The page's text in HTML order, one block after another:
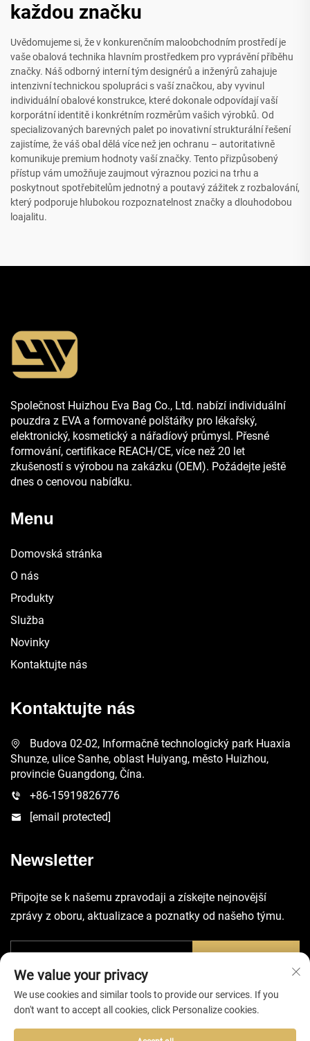
každou značku
Uvědomujeme si, že v konkurenčním maloobchodním prostředí je
vaše obalová technika hlavním prostředkem pro vyprávění příběhu
značky. Náš odborný interní tým designérů a inženýrů zahajuje
intenzivní technickou spolupráci s vaší značkou, aby vyvinul
individuální obalové konstrukce, které dokonale odpovídají vaší
korporátní identitě i konkrétním rozměrům vašich výrobků. Od
specializovaných barevných palet po inovativní strukturální řešení
zajistíme, že váš obal dělá více než jen ochranu – autoritativně
komunikuje premium hodnoty vaší značky. Tento přizpůsobený
přístup vám umožňuje zaujmout výraznou pozici na trhu a
poskytnout spotřebitelům jednotný a poutavý zážitek z rozbalování,
který podporuje hlubokou rozpoznatelnost značky a dlouhodobou
loajalitu.
Společnost Huizhou Eva Bag Co., Ltd. nabízí individuální
pouzdra z EVA a formované polštářky pro lékařský,
elektronický, kosmetický a nářadíový průmysl. Přesné
formování, certifikace REACH/CE, více než 20 let
zkušeností s výrobou na zakázku (OEM). Požádejte ještě
dnes o cenovou nabídku.
Menu
Domovská stránka
O nás
Produkty
Služba
Novinky
Kontaktujte nás
Kontaktujte nás
Budova 02-02, Informačně technologický park Huaxia
Shunze, ulice Sanhe, oblast Huiyang, město Huizhou,
provincie Guangdong, Čína.
+86-15919826776
[email protected]
Newsletter
Připojte se k našemu zpravodaji a získejte nejnovější
zprávy z oboru, aktualizace a poznatky od našeho týmu.
We value your privacy
We use cookies and similar tools to provide our services. If you
don't want to accept all cookies, click Personalize cookies.